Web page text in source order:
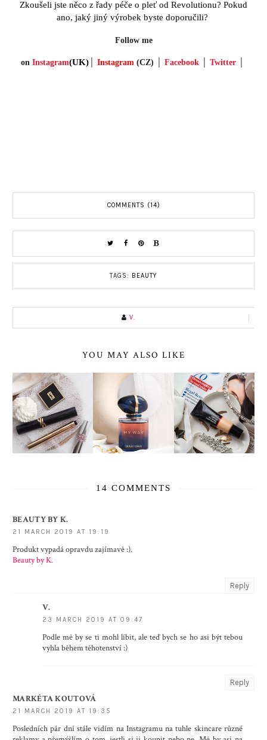
Zkoušeli jste něco z řady péče o pleť od Revolutionu? Pokud
ano, jaký jiný výrobek byste doporučili?
Follow me
on Instagram(UK)│ Instagram (CZ) Facebook│ Twitter│
COMMENTS (14)
TAGS: BEAUTY
V.
YOU MAY ALSO LIKE
14 COMMENTS
BEAUTY BY K.
21 MARCH 2019 AT 19:19
Produkt vypadá opravdu zajímavě :).
Beauty by K.
Reply
V.
23 MARCH 2019 AT 09:47
Podle mě by se ti mohl líbit, ale teď bych se ho asi být tebou
vyhla během těhotenství :)
Reply
MARKÉTA KOUTOVÁ
21 MARCH 2019 AT 19:35
Posledních pár dní stále vidím na Instagramu na tuhle skincare různé